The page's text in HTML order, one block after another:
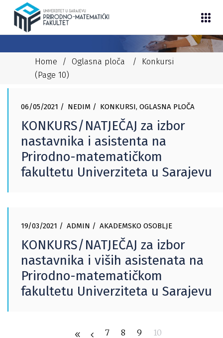
Home / Oglasna ploča / Konkursi
(Page 10)
06/05/2021 NEDIM KONKURSI, OGLASNA PLOČA
KONKURS/NATJEČAJ za izbor
nastavnika i asistenta na
Prirodno-matematičkom
fakultetu Univerziteta u Sarajevu
19/03/2021 ADMIN AKADEMSKO OSOBLJE
KONKURS/NATJEČAJ za izbor
nastavnika i viših asistenata na
Prirodno-matematičkom
fakultetu Univerziteta u Sarajevu
7 8 9 10